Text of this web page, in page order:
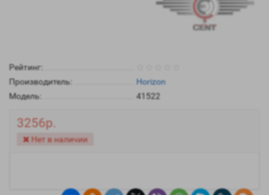
Рейтинг:
Производитель:
Horizon
Модель:
41522
3256р.
Нет в наличии